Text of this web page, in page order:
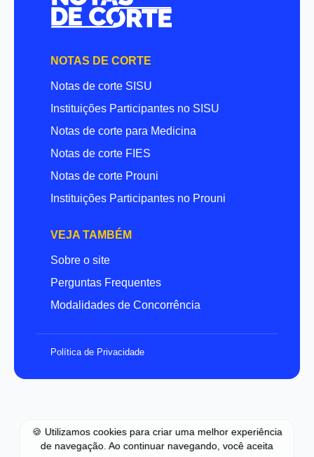
NOTAS DE CORTE
Notas de corte SISU
Instituições Participantes no SISU
Notas de corte para Medicina
Notas de corte FIES
Notas de corte Prouni
Instituições Participantes no Prouni
VEJA TAMBÉM
Sobre o site
Perguntas Frequentes
Modalidades de Concorrência
Política de Privacidade
🍪 Utilizamos cookies para criar uma melhor experiência
de navegação. Ao continuar navegando, você aceita